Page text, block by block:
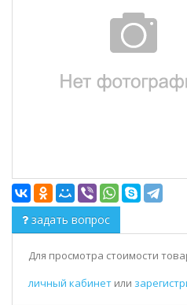
задать вопрос
Для просмотра стоимости
личный кабинет или